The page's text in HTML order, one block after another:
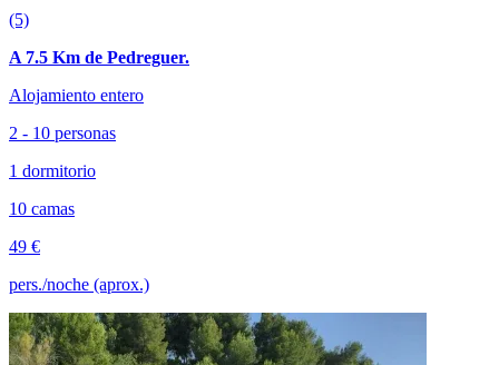
(5)
A 7.5 Km de Pedreguer.
Alojamiento entero
2 - 10 personas
1 dormitorio
10 camas
49 €
pers./noche (aprox.)